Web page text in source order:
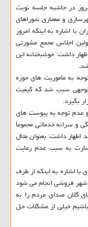
در حاشیه جلسه نوبت
و معماری شوراهای
با اشاره به اینكه امروز
اجلاس مجمع مشورتی
داشت: خوشبختانه این
به ماموریت های حوزه
سبب شد كه كیفیت
بگیرد.
و عدم توجه به پیوست های
و سرانه خدماتی مجموعاً
اظهار داشت: بعنوان مثال
به سبب عدم رعایت
اشاره به اینكه از طرف
فروشی انجام می شود
كلان صدای مردم را به
خیلی از مشكلات حل